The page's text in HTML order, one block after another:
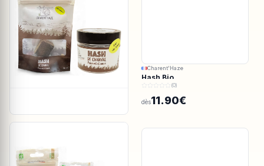
Charent'Haze
Hash Bio
(0)
dès11.90€